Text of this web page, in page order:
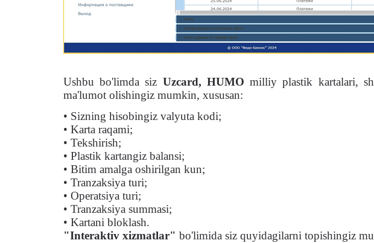
Ushbu bo'limda siz Uzcard, HUMO milliy plastik kartalari,
ma'lumot olishingiz mumkin, xususan:
• Sizning hisobingiz valyuta kodi;
• Karta raqami;
• Tekshirish;
• Plastik kartangiz balansi;
• Bitim amalga oshirilgan kun;
• Tranzaksiya turi;
• Operatsiya turi;
• Tranzaksiya summasi;
• Kartani bloklash.
"Interaktiv xizmatlar" bo'limida siz quyidagilarni topishingiz